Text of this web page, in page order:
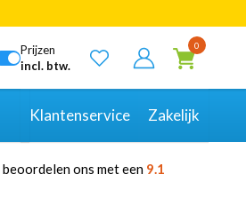
Prijzen
incl. btw.
0
Klantenservice Zakelijk
beoordelen ons met een 9.1